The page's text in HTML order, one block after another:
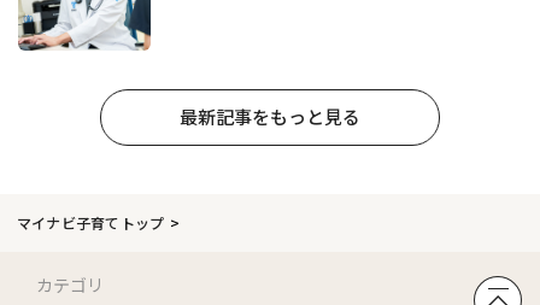
最新記事をもっと見る
マイナビ子育てトップ
カテゴリ